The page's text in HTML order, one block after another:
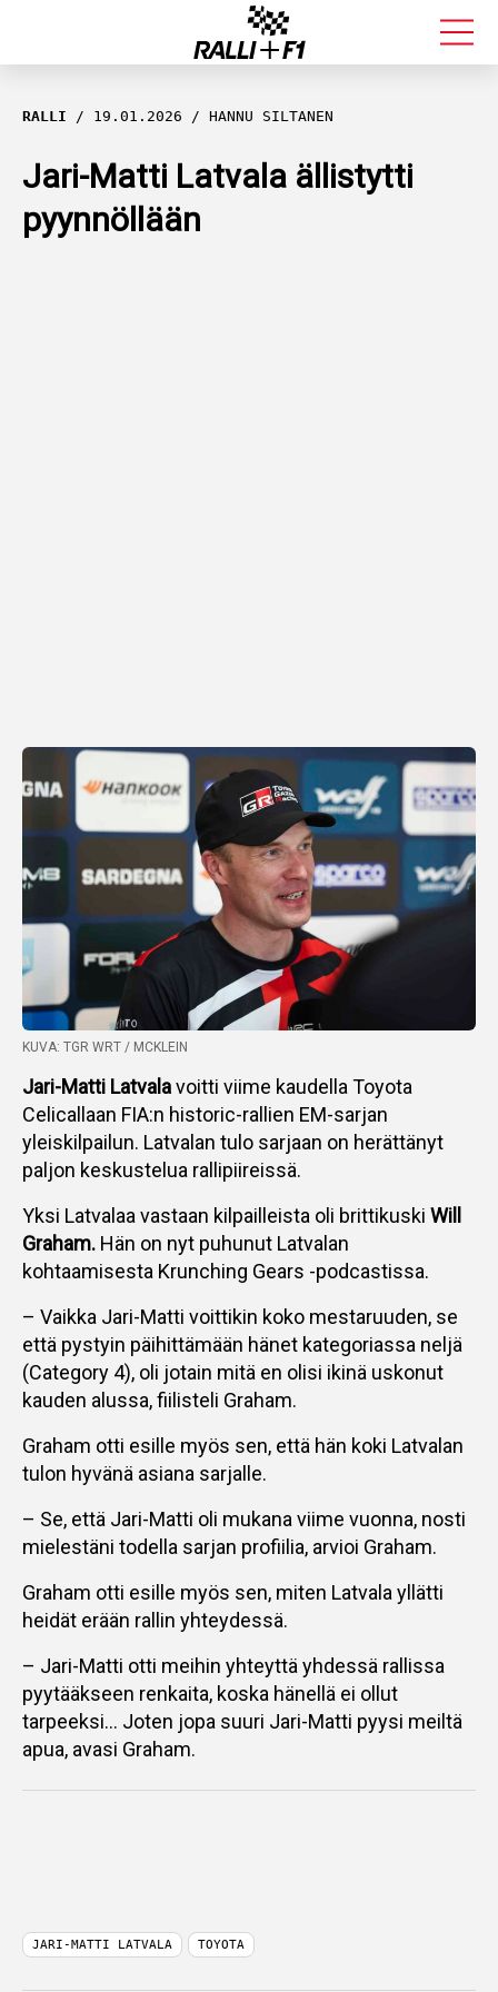
FORMULA 1
RALLI
KALLE ROVANPERÄ
RALLI 19.01.2026 HANNU SILTANEN
Jari-Matti Latvala ällistytti
pyynnöllään
KUVA: TGR WRT / MCKLEIN
Jari-Matti Latvalavoitti viime kaudella Toyota
Celicallaan FIA:n historic-rallien EM-sarjan
yleiskilpailun. Latvalan tulo sarjaan on herättänyt
paljon keskustelua rallipiireissä.
Yksi Latvalaa vastaan kilpailleista oli brittikuski Will
Graham. Hän on nyt puhunut Latvalan
kohtaamisesta Krunching Gears -podcastissa.
– Vaikka Jari-Matti voittikin koko mestaruuden, se
että pystyin päihittämään hänet kategoriassa neljä
(Category 4), oli jotain mitä en olisi ikinä uskonut
kauden alussa, fiilisteli Graham.
Graham otti esille myös sen, että hän koki Latvalan
tulon hyvänä asiana sarjalle.
– Se, että Jari-Matti oli mukana viime vuonna, nosti
mielestäni todella sarjan profiilia, arvioi Graham.
Graham otti esille myös sen, miten Latvala yllätti
heidät erään rallin yhteydessä.
– Jari-Matti otti meihin yhteyttä yhdessä rallissa
pyytääkseen renkaita, koska hänellä ei ollut
tarpeeksi… Joten jopa suuri Jari-Matti pyysi meiltä
apua, avasi Graham.
JARI-MATTI LATVALA TOYOTA